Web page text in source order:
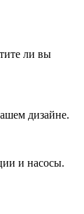
ли вы
дизайне.
и насосы.